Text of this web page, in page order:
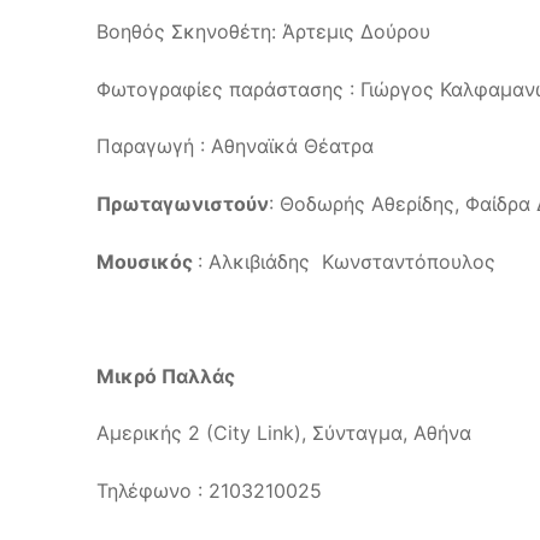
Βοηθός Σκηνοθέτη: Άρτεμις Δούρου
Φωτογραφίες παράστασης : Γιώργος
Παραγωγή : Αθηναϊκά Θέατρα
Πρωταγωνιστούν: Θοδωρής Αθερίδης, Φαίδρα
Μουσικός : Αλκιβιάδης Κωνσταντόπουλος
Μικρό Παλλάς
Αμερικής 2 (City Link), Σύνταγμα, Αθήνα
Τηλέφωνο : 2103210025